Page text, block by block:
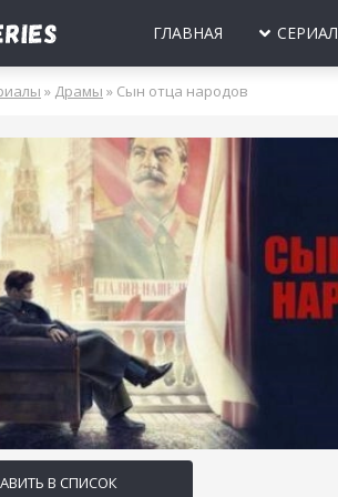
ГЛАВНАЯ
2023 2022 2021 2020
УКРАИНА БЕЛАРУСЬ СССР
ПРО ВРАЧЕЙ
ПРО
ПРО
ЛЮБОВНЫЕ
» Драмы » Сын отца народов
В СПИСОК